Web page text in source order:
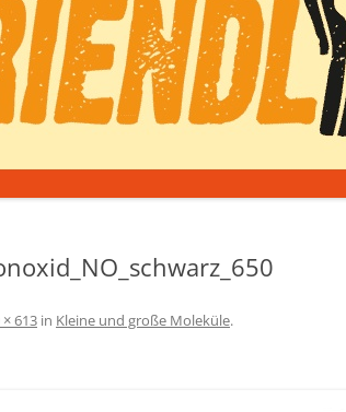
613 in Kleine und große Moleküle.